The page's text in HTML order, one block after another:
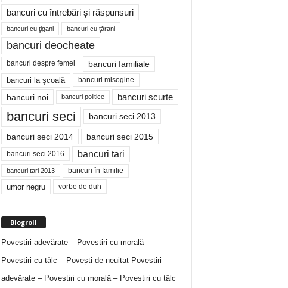
bancuri cu întrebări şi răspunsuri
bancuri cu ţigani bancuri cu ţărani
bancuri deocheate
bancuri despre femei bancuri familiale
bancuri la şcoală bancuri misogine
bancuri noi bancuri politice bancuri scurte
bancuri seci bancuri seci 2013
bancuri seci 2014 bancuri seci 2015
bancuri seci 2016 bancuri tari
bancuri tari 2013 bancuri în familie
umor negru vorbe de duh
Blogroll
Povestiri adevărate – Povestiri cu morală –
Povestiri cu tâlc – Povești de neuitatPovestiri
adevărate – Povestiri cu morală – Povestiri cu tâlc